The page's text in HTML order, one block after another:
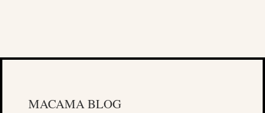
MACAMA BLOG